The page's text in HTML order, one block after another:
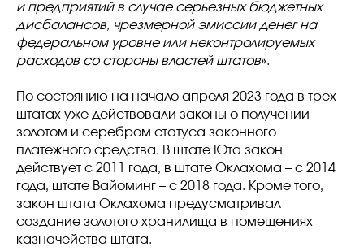
и предприятий в случае серьезных бюджетных
дисбалансов, чрезмерной эмиссии денег на
федеральном уровне или неконтролируемых
расходов со стороны властей штатов».
По состоянию на начало апреля 2023 года в трех
штатах уже действовали законы о получении
золотом и серебром статуса законного
платежного средства. В штате Юта закон
действует с 2011 года, в штате Оклахома – с 2014
года, штате Вайоминг – с 2018 года. Кроме того,
закон штата Оклахома предусматривал
создание золотого хранилища в помещениях
казначейства штата.